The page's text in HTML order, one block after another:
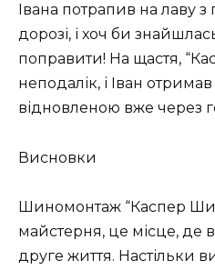
Івана потрапив на лаву
дорозі, і хоч би
поправити! На щастя,
неподалік, і Іван
відновленою вже через
Висновки
Шиномонтаж “Каспер
майстерня, це місце,
друге життя. Настільки